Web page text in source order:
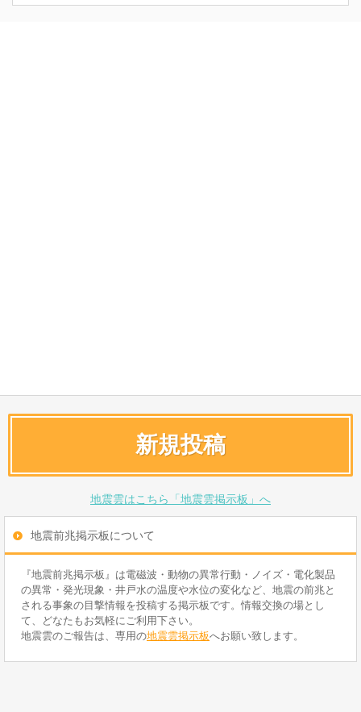
新規投稿
地震雲はこちら「地震雲掲示板」へ
地震前兆掲示板について
『地震前兆掲示板』は電磁波・動物の異常行動・ノイズ・電化製品
の異常・発光現象・井戸水の温度や水位の変化など、地震の前兆と
される事象の目撃情報を投稿する掲示板です。情報交換の場とし
て、どなたもお気軽にご利用下さい。
地震雲のご報告は、専用の地震雲掲示板へお願い致します。